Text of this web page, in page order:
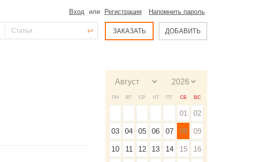
Вход или Регистрация Напомнить пароль
ЗАКАЗАТЬ ДОБАВИТЬ
ПН ВТ СР ЧТ ПТ СБ ВС
01 02
03 04 05 06 07 08 09
10 11 12 13 14 15 16